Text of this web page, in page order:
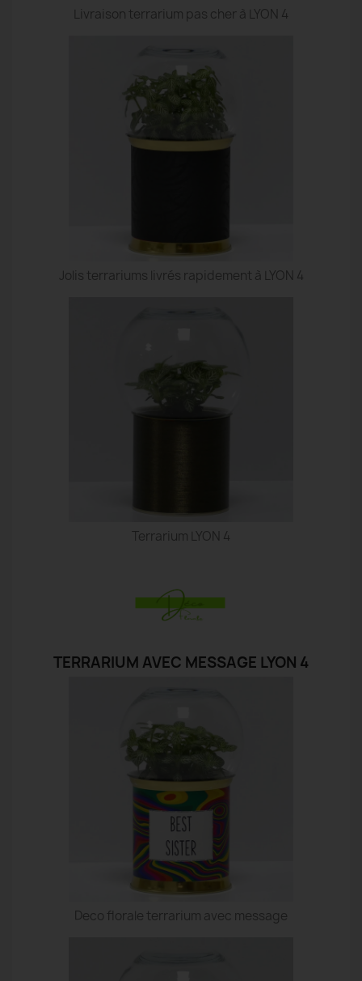
Livraison terrarium pas cher à LYON 4
Jolis terrariums livrés rapidement à LYON 4
Terrarium LYON 4
TERRARIUM AVEC MESSAGE LYON 4
Deco florale terrarium avec message